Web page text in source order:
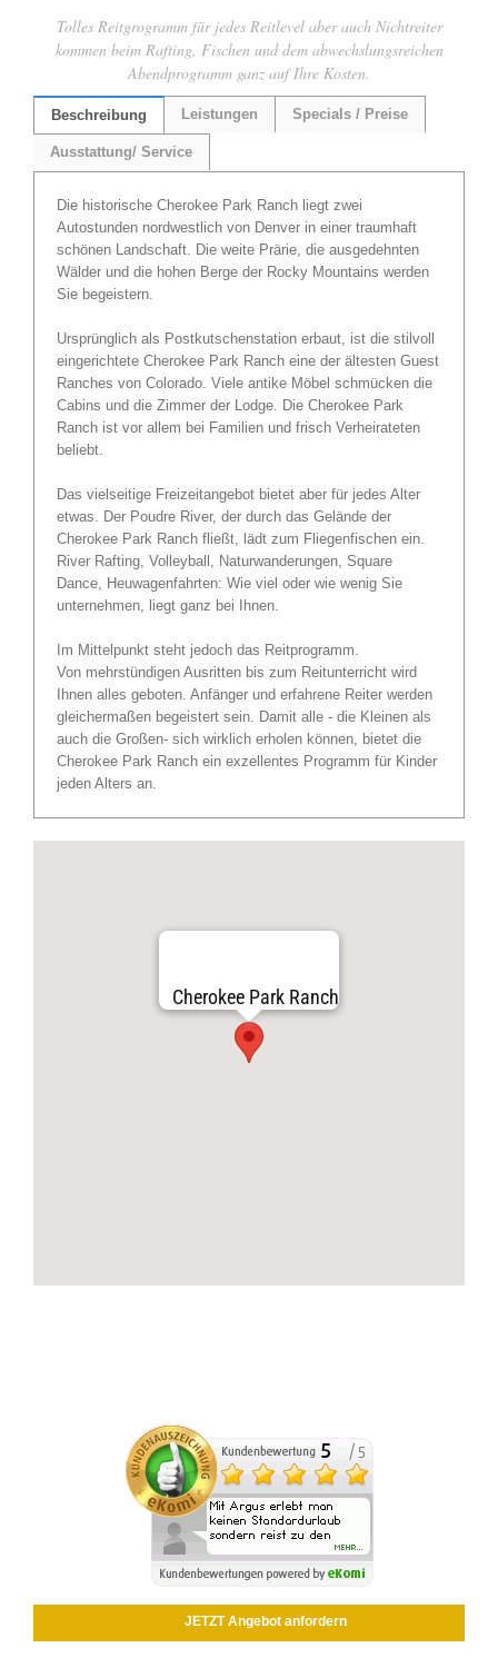
Tolles Reitgrogramm für jedes Reitlevel aber auch Nichtreiter
kommen beim Rafting, Fischen und dem abwechslungsreichen
Abendprogramm ganz auf Ihre Kosten.
Beschreibung Leistungen Specials / Preise
Ausstattung/ Service
Die historische Cherokee Park Ranch liegt zwei
Autostunden nordwestlich von Denver in einer traumhaft
schönen Landschaft. Die weite Prärie, die ausgedehnten
Wälder und die hohen Berge der Rocky Mountains werden
Sie begeistern.
Ursprünglich als Postkut­schenstation erbaut, ist die stilvoll
eingerichtete Cherokee Park Ranch eine der ältesten Guest
Ranches von Colorado. Viele antike Möbel schmücken die
Cabins und die Zimmer der Lodge. Die Cherokee Park
Ranch ist vor allem bei Familien und frisch Verheirateten
beliebt.
Das vielseitige Freizeitangebot bietet aber für jedes Alter
etwas. Der Poudre River, der durch das Gelände der
Cherokee Park Ranch fließt, lädt zum Fliegen­fischen ein.
River Rafting, Volleyball, Naturwanderungen, Square
Dance, Heuwagenfahrten: Wie viel oder wie wenig Sie
unternehmen, liegt ganz bei Ihnen.
Im Mittelpunkt steht jedoch das Reitprogramm.
Von mehrstündigen Ausritten bis zum Reitunterricht wird
Ihnen alles geboten. Anfänger und erfahrene Reiter werden
gleichermaßen begeistert sein. Damit alle - die Kleinen als
auch die Großen- sich wirklich erholen können, bietet die
Cherokee Park Ranch ein exzellentes Programm für Kinder
jeden Alters an.
Cherokee Park Ranch
JETZT Angebot anfordern